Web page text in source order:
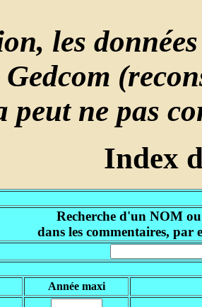
les
Gedcom
peut ne pas
Index
Recherche d'un NOM
dans les commentaires, par
Année maxi